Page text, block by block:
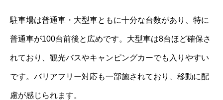
駐車場は普通車・大型車ともに十分な台数があり、特に
普通車が100台前後と広めです。大型車は8台ほど確保さ
れており、観光バスやキャンピングカーでも入りやすい
です。バリアフリー対応も一部施されており、移動に配
慮が感じられます。